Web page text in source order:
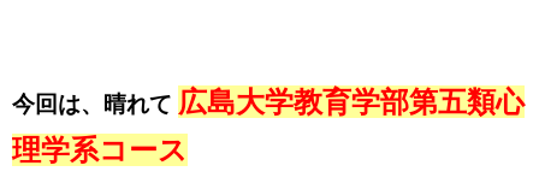
今回は、晴れて 広島大学教育学部第五類心
理学系コース